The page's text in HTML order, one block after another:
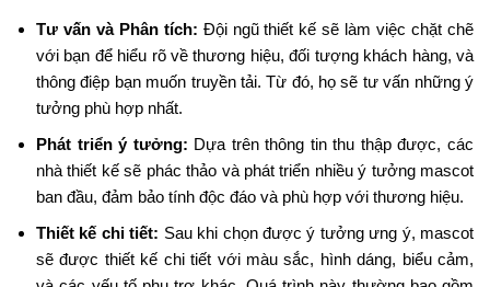
Tư vấn và Phân tích: Đội ngũ thiết kế sẽ làm việc chặt chẽ
với bạn để hiểu rõ về thương hiệu, đối tượng khách hàng, và
thông điệp bạn muốn truyền tải. Từ đó, họ sẽ tư vấn những ý
tưởng phù hợp nhất.
Phát triển ý tưởng: Dựa trên thông tin thu thập được, các
nhà thiết kế sẽ phác thảo và phát triển nhiều ý tưởng mascot
ban đầu, đảm bảo tính độc đáo và phù hợp với thương hiệu.
Thiết kế chi tiết: Sau khi chọn được ý tưởng ưng ý, mascot
sẽ được thiết kế chi tiết với màu sắc, hình dáng, biểu cảm,